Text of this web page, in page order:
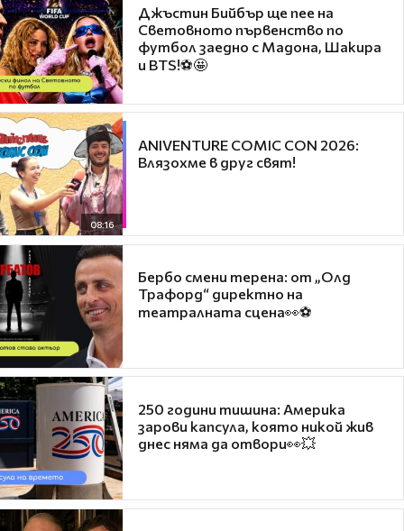
Джъстин Бийбър ще пее на
Световното първенство по
футбол заедно с Мадона, Шакира
и BTS!⚽🤩
08:16
ANIVENTURE COMIC CON 2026:
Влязохме в друг свят!
Бербо смени терена: от „Олд
Трафорд“ директно на
театралната сцена👀⚽
250 години тишина: Америка
зарови капсула, която никой жив
днес няма да отвори👀💥